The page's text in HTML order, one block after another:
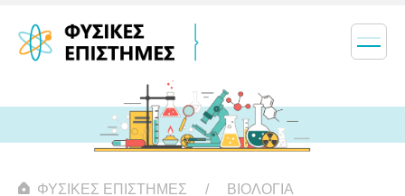
ΦΥΣΙΚΈΣ ΕΠΙΣΤΉΜΕΣ ΒΙΟΛΟΓΊΑ